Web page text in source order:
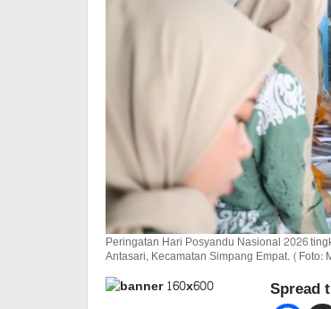
Peringatan Hari Posyandu Nasional 2026
Antasari, Kecamatan Simpang Empat. (Foto:
Spread